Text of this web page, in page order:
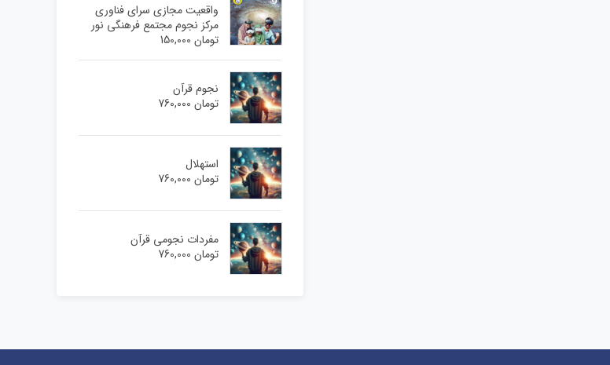
واقعیت مجازی سرای فناوری
مرکز نجوم مجتمع فرهنگی نور
تومان
نجوم قرآن
تومان
استهلال
تومان
مفردات نجومی قرآن
تومان